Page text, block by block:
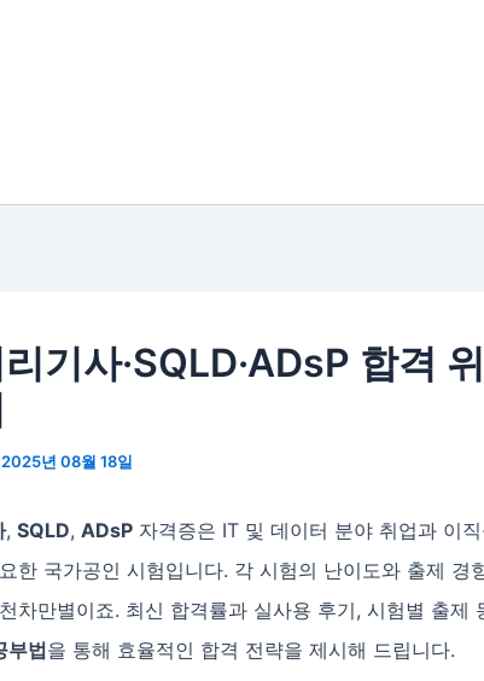
기사·SQLD·ADsP 합격
2025년 08월 18일
, SQLD, ADsP 자격증은 IT 및 데이터 분야 취업과 이
한 국가공인 시험입니다. 각 시험의 난이도와 출제 경
차만별이죠. 최신 합격률과 실사용 후기, 시험별 출제
부법을 통해 효율적인 합격 전략을 제시해 드립니다.